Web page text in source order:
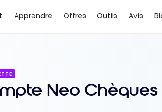
Apprendre Offres Outils Avis
Neo Chèques